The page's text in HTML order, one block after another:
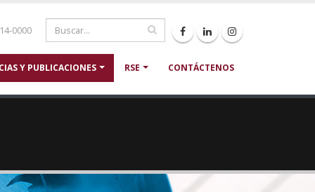
0000
Y PUBLICACIONES RSE CONTÁCTENOS